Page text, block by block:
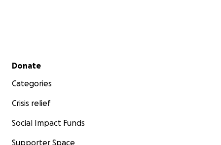
Secondary menu
Donate
Categories
Crisis relief
Social Impact Funds
Supporter Space